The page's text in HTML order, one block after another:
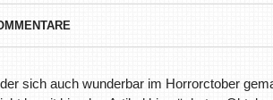
sich auch wunderbar im Horrorctober